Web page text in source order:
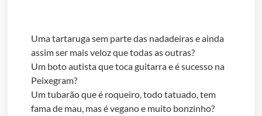
Uma tartaruga sem parte das nadadeiras e ainda
assim ser mais veloz que todas as outras?
Um boto autista que toca guitarra e é sucesso na
Peixegram?
Um tubarão que é roqueiro, todo tatuado, tem
fama de mau, mas é vegano e muito bonzinho?